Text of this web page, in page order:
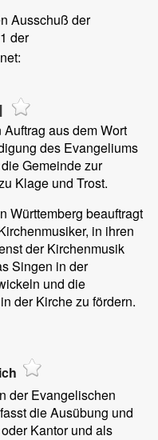
Ausschuß der
der
aus dem Wort
des Evangeliums
Gemeinde zur
Klage und Trost.
Württemberg beauftragt
in ihren
der Kirchenmusik
Singen in der
und die
der Kirche zu fördern.
der Evangelischen
die Ausübung und
Kantor und als